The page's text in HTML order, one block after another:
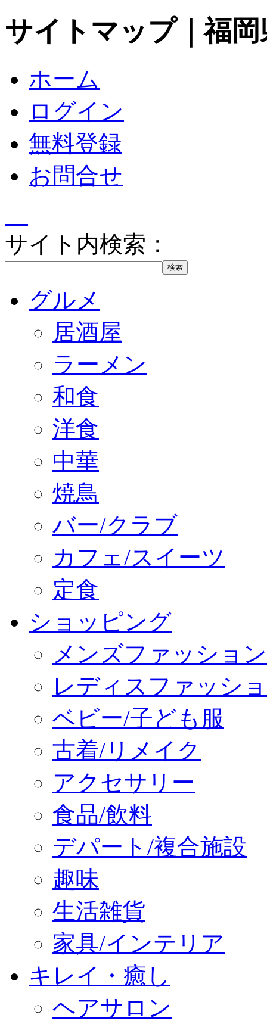
サイトマップ｜福
ホーム
ログイン
無料登録
お問合せ
サイト内検索：
グルメ
居酒屋
ラーメン
和食
洋食
中華
焼鳥
バー/クラブ
カフェ/スイーツ
定食
ショッピング
メンズファッション
レディスファッシ
ベビー/子ども服
古着/リメイク
アクセサリー
食品/飲料
デパート/複合施設
趣味
生活雑貨
家具/インテリア
キレイ・癒し
ヘアサロン